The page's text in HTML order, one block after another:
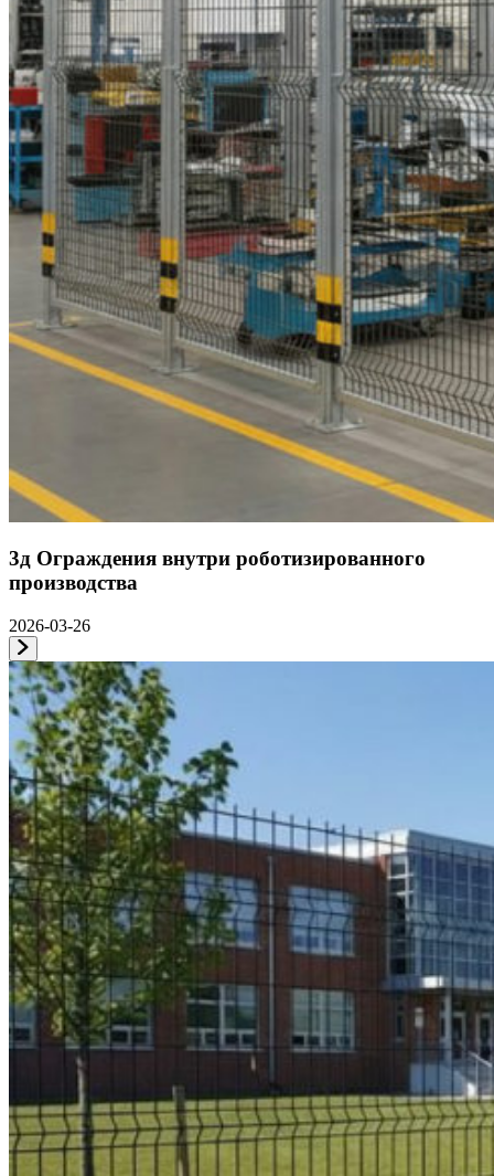
3д Ограждения внутри роботизированного
производства
2026-03-26